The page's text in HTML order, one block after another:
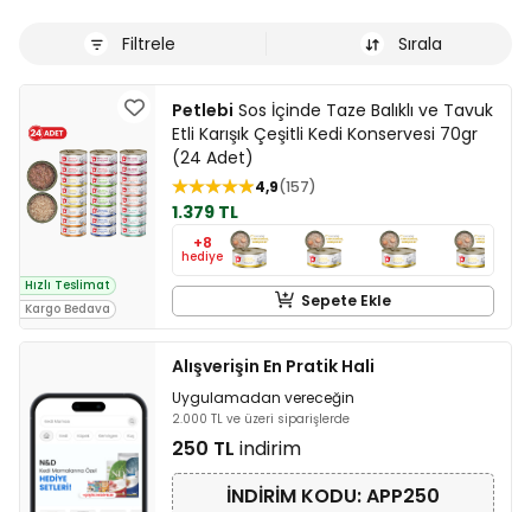
Filtrele Sırala
Hızlı Teslimat
Kargo Bedava
Petlebi Sos İçinde Taze Balıklı ve Tavuk
Etli Karışık Çeşitli Kedi Konservesi 70gr
(24 Adet)
4,9 157
1.379 TL
+8
hediye
Sepete Ekle
Alışverişin En Pratik Hali
Uygulamadan vereceğin
2.000 TL ve üzeri siparişlerde
250 TL indirim
İNDİRİM KODU: APP250